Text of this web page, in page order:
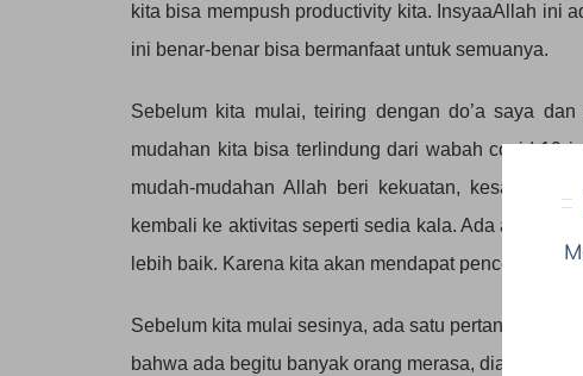
kita bisa mempush productivity kita. InsyaaAllah ini
ini benar-benar bisa bermanfaat untuk semuanya.
Sebelum kita mulai, teiring dengan do’a saya
mudahan kita bisa terlindung dari wabah covid-19
mudah-mudahan Allah beri kekuatan,
kembali ke aktivitas seperti sedia kala. Ada atau
lebih baik. Karena kita akan mendapat pencerahan
Sebelum kita mulai sesinya, ada satu pertanyaan
bahwa ada begitu banyak orang merasa, dia